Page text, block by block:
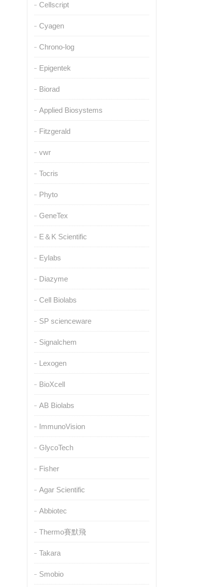
Cellscript
Cyagen
Chrono-log
Epigentek
Biorad
Applied Biosystems
Fitzgerald
vwr
Tocris
Phyto
GeneTex
E＆K Scientific
Eylabs
Diazyme
Cell Biolabs
SP scienceware
Signalchem
Lexogen
BioXcell
AB Biolabs
ImmunoVision
GlycoTech
Fisher
Agar Scientific
Abbiotec
Thermo賽默飛
Takara
Smobio